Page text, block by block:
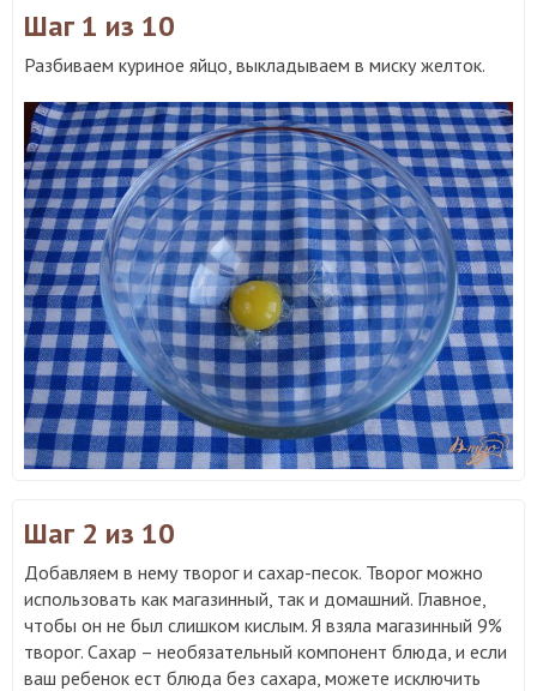
Шаг 1 из 10
Разбиваем куриное яйцо, выкладываем в миску желток.
Шаг 2 из 10
Добавляем в нему творог и сахар-песок. Творог можно
использовать как магазинный, так и домашний. Главное,
чтобы он не был слишком кислым. Я взяла магазинный 9%
творог. Сахар – необязательный компонент блюда, и если
ваш ребенок ест блюда без сахара, можете исключить